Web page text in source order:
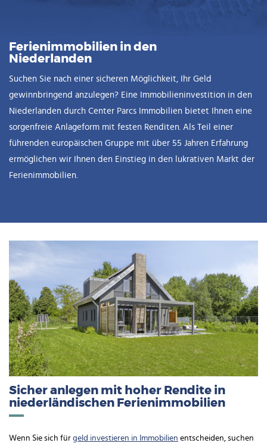
Ferienimmobilien in den
Niederlanden
Suchen Sie nach einer sicheren Möglichkeit, Ihr Geld
gewinnbringend anzulegen? Eine Immobilieninvestition in den
Niederlanden durch Center Parcs Immobilien bietet Ihnen eine
sorgenfreie Anlageform mit festen Renditen. Als Teil einer
führenden europäischen Gruppe mit über 55 Jahren Erfahrung
ermöglichen wir Ihnen den Einstieg in den lukrativen Markt der
Ferienimmobilien.
Sicher anlegen mit hoher Rendite in
niederländischen Ferienimmobilien
Wenn Sie sich für geld investieren in Immobilien entscheiden, suchen